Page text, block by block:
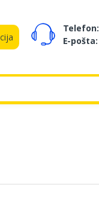
Telefon:
E-pošta: